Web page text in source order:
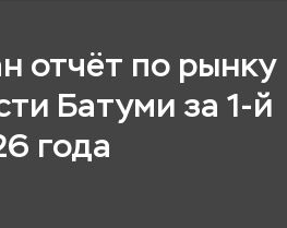
отчёт по рынку
Батуми за 1-й
года